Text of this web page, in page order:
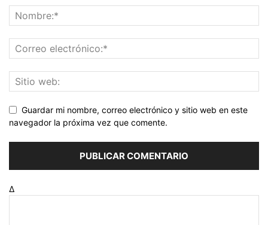
Guardar mi nombre, correo electrónico y sitio web en este
navegador la próxima vez que comente.
Δ